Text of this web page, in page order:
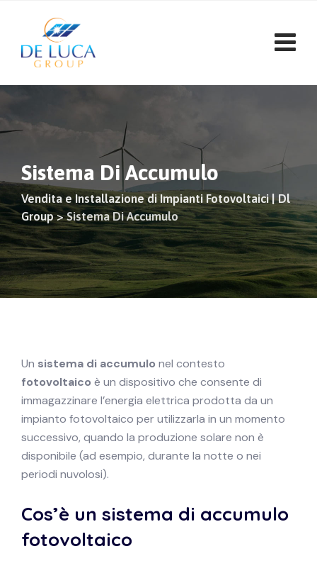
contenuto
Sistema Di Accumulo
Vendita e Installazione di Impianti Fotovoltaici | Dl
Group>Sistema Di Accumulo
Un sistema di accumulo nel contesto
fotovoltaico è un dispositivo che consente di
immagazzinare l’energia elettrica prodotta da un
impianto fotovoltaico per utilizzarla in un momento
successivo, quando la produzione solare non è
disponibile (ad esempio, durante la notte o nei
periodi nuvolosi).
Cos’è un sistema di accumulo
fotovoltaico